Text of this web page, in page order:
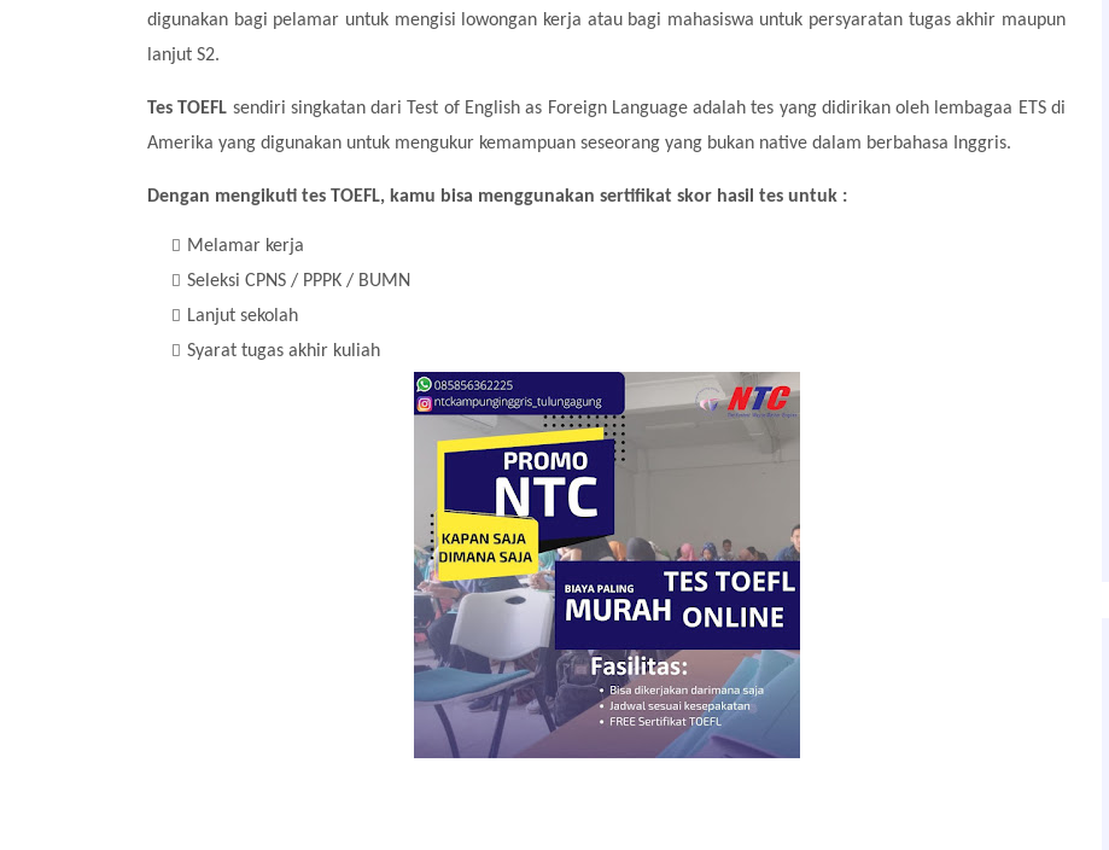
digunakan bagi pelamar untuk mengisi lowongan kerja atau bagi mahasiswa untuk persyaratan tugas akhir maupun
lanjut S2.
Tes TOEFL sendiri singkatan dari Test of English as Foreign Language adalah tes yang didirikan oleh lembagaa ETS di
Amerika yang digunakan untuk mengukur kemampuan seseorang yang bukan native dalam berbahasa Inggris.
Dengan mengikuti tes TOEFL, kamu bisa menggunakan sertifikat skor hasil tes untuk :
Melamar kerja
Seleksi CPNS / PPPK / BUMN
Lanjut sekolah
Syarat tugas akhir kuliah